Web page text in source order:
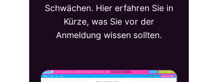
Schwächen. Hier erfahren Sie in
Kürze, was Sie vor der
Anmeldung wissen sollten.